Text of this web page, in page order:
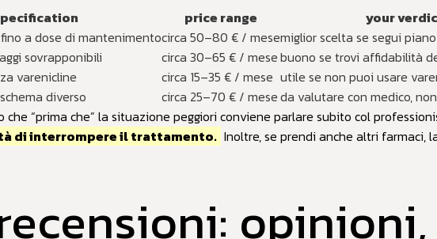
price range
your
a dose di mantenimentocirca 50–80 € / mesemiglior scelta se segui
sovrapponibili circa 30–65 € / mesebuono se trovi affidabilità
varenicline circa 15–35 € / mese utile se non puoi usare
diverso circa 25–70 € / meseda valutare con medico,
“prima che” la situazione peggiori conviene parlare subito col
di interrompere il trattamento. Inoltre, se prendi anche altri farmaci,